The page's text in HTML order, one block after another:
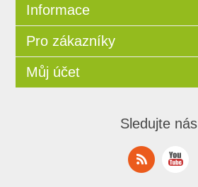
Informace
Pro zákazníky
Můj účet
Sledujte nás